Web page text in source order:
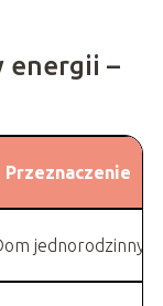
energii –
Przeznaczenie
jednorodzinny